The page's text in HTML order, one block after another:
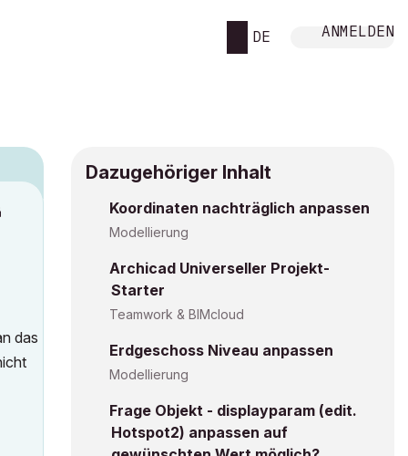
DE ANMELDEN
das
Dazugehöriger Inhalt
Koordinaten nachträglich anpassen
Modellierung
Archicad Universeller Projekt-
Starter
Teamwork & BIMcloud
Erdgeschoss Niveau anpassen
Modellierung
Frage Objekt - displayparam (edit.
Hotspot2) anpassen auf